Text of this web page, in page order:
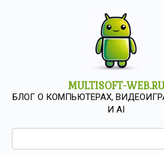
MULTISOFT-WEB.RU
БЛОГ О КОМПЬЮТЕРАХ,
И AI